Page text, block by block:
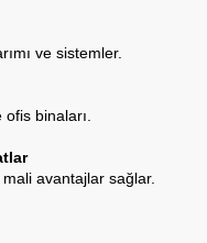
ve sistemler.
binaları.
avantajlar sağlar.